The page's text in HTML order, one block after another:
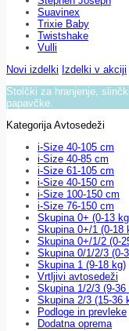
Suavinex
Trixie Baby
Twistshake
Vulli
Novi izdelki Izdelki v akciji
Stolčki za hranjenje,
papavčke.
Kategorija Avtosedeži
i-Size 40-105 cm
i-Size 40-85 cm
i-Size 61-105 cm
i-Size 40-150 cm
i-Size 100-150 cm
i-Size 76-150 cm
Skupina 0+ (0-13
Skupina 0+/1 (0-18
Skupina 0+/1/2 (0-
Skupina 0/1/2/3 (0-
Skupina 1 (9-18 kg)
Vrtljivi avtosedeži
Skupina 1/2/3 (9-36
Skupina 2/3 (15-36
Podloge in prevleke
Dodatna oprema